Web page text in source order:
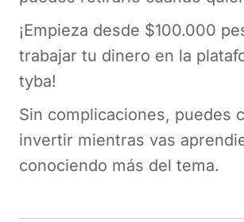
¡Empieza desde $100.000
trabajar tu dinero en la
tyba!
Sin complicaciones, puedes
invertir mientras vas
conociendo más del tema.